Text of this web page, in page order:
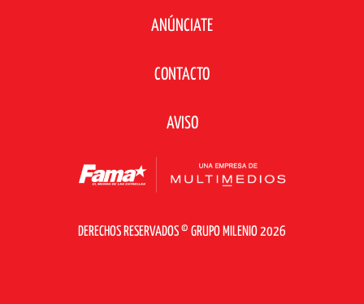
ANÚNCIATE
CONTACTO
AVISO
DERECHOS RESERVADOS © GRUPO MILENIO 2026